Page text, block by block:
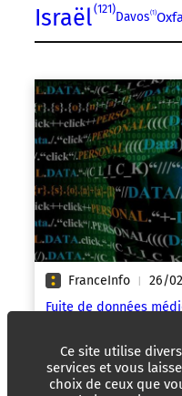
Israël 121
Davos 1
FranceInfo | 26/
Fuite de données
Ce site utilise divers
services et vous
choix de ceux que